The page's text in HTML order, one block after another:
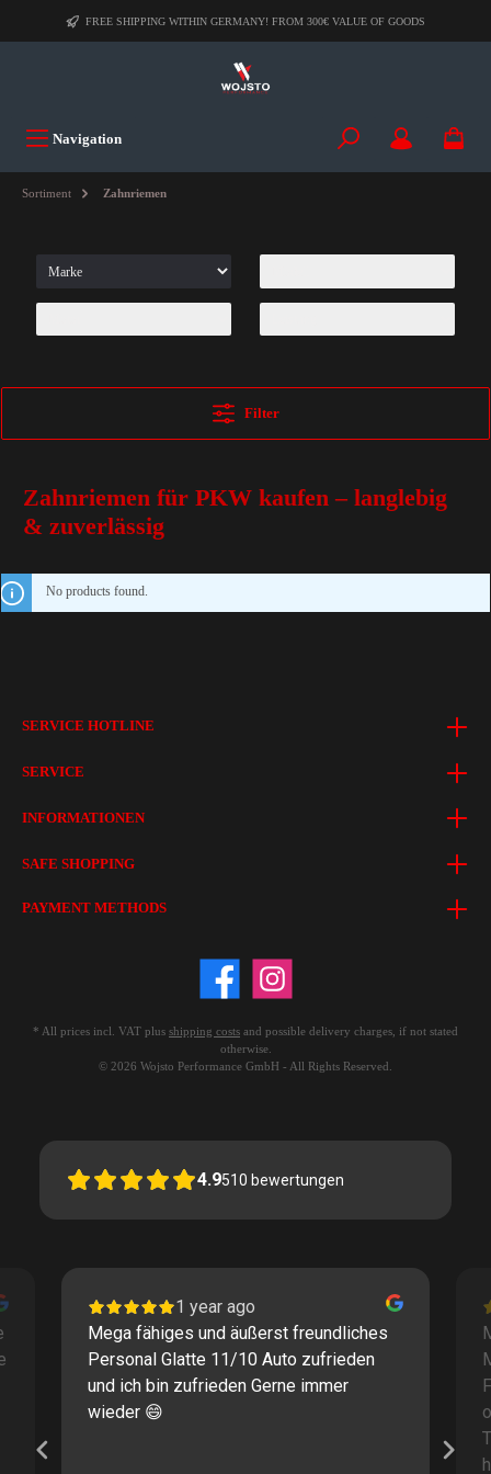
FREE SHIPPING WITHIN GERMANY! FROM 300€ VALUE OF GOODS
Navigation
Sortiment Zahnriemen
Filter
Zahnriemen für PKW kaufen – langlebig
& zuverlässig
No products found.
SERVICE HOTLINE
SERVICE
INFORMATIONEN
SAFE SHOPPING
PAYMENT METHODS
* All prices incl. VAT plus shipping costs and possible delivery charges, if not stated
otherwise.
© 2026 Wojsto Performance GmbH - All Rights Reserved.
4.9510 bewertungen
1 year ago
Mega fähiges und äußerst freundliches
Personal Glatte 11/10 Auto zufrieden
und ich bin zufrieden Gerne immer
wieder 😄